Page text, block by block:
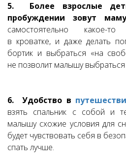
5. Более взрослые
пробуждении зовут
самостоятельно какое-
в кроватке, и даже делать
бортик и выбраться «на
не позволит малышу выбраться
6. Удобство в
взять спальник с собой и
малышу схожие условия для
будет чувствовать себя в
спать лучше.